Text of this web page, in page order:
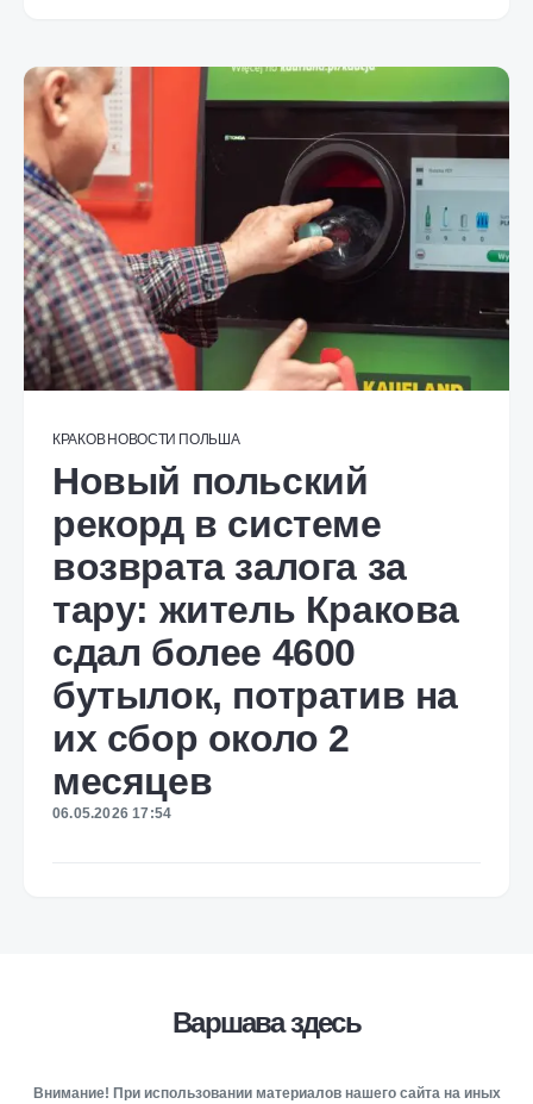
КРАКОВ НОВОСТИ ПОЛЬША
Новый польский
рекорд в системе
возврата залога за
тару: житель Кракова
сдал более 4600
бутылок, потратив на
их сбор около 2
месяцев
06.05.2026 17:54
Варшава здесь
Внимание! При использовании материалов нашего сайта на иных